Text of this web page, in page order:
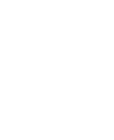
การกู้คืน
งธุรกิจเพื่อ
อเนื่องของ
านของการ